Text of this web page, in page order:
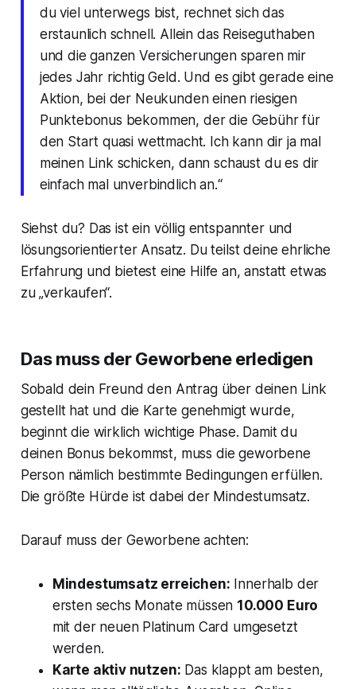
du viel unterwegs bist, rechnet sich das
erstaunlich schnell. Allein das Reiseguthaben
und die ganzen Versicherungen sparen mir
jedes Jahr richtig Geld. Und es gibt gerade eine
Aktion, bei der Neukunden einen riesigen
Punktebonus bekommen, der die Gebühr für
den Start quasi wettmacht. Ich kann dir ja mal
meinen Link schicken, dann schaust du es dir
einfach mal unverbindlich an.“
Siehst du? Das ist ein völlig entspannter und
lösungsorientierter Ansatz. Du teilst deine ehrliche
Erfahrung und bietest eine Hilfe an, anstatt etwas
zu „verkaufen“.
Das muss der Geworbene erledigen
Sobald dein Freund den Antrag über deinen Link
gestellt hat und die Karte genehmigt wurde,
beginnt die wirklich wichtige Phase. Damit du
deinen Bonus bekommst, muss die geworbene
Person nämlich bestimmte Bedingungen erfüllen.
Die größte Hürde ist dabei der Mindestumsatz.
Darauf muss der Geworbene achten:
Mindestumsatz erreichen: Innerhalb der
ersten sechs Monate müssen 10.000 Euro
mit der neuen Platinum Card umgesetzt
werden.
Karte aktiv nutzen: Das klappt am besten,